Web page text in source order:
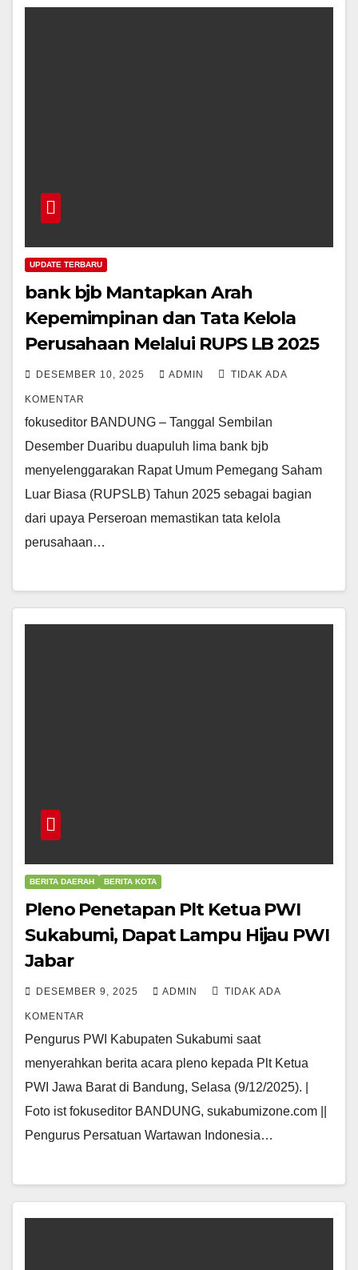
UPDATE TERBARU
bank bjb Mantapkan Arah
Kepemimpinan dan Tata Kelola
Perusahaan Melalui RUPS LB 2025
DESEMBER 10, 2025 ADMIN TIDAK ADA
KOMENTAR
fokuseditor BANDUNG – Tanggal Sembilan
Desember Duaribu duapuluh lima bank bjb
menyelenggarakan Rapat Umum Pemegang Saham
Luar Biasa (RUPSLB) Tahun 2025 sebagai bagian
dari upaya Perseroan memastikan tata kelola
perusahaan…
BERITA DAERAH BERITA KOTA
Pleno Penetapan Plt Ketua PWI
Sukabumi, Dapat Lampu Hijau PWI
Jabar
DESEMBER 9, 2025 ADMIN TIDAK ADA
KOMENTAR
Pengurus PWI Kabupaten Sukabumi saat
menyerahkan berita acara pleno kepada Plt Ketua
PWI Jawa Barat di Bandung, Selasa (9/12/2025). |
Foto ist fokuseditor BANDUNG, sukabumizone.com ||
Pengurus Persatuan Wartawan Indonesia…